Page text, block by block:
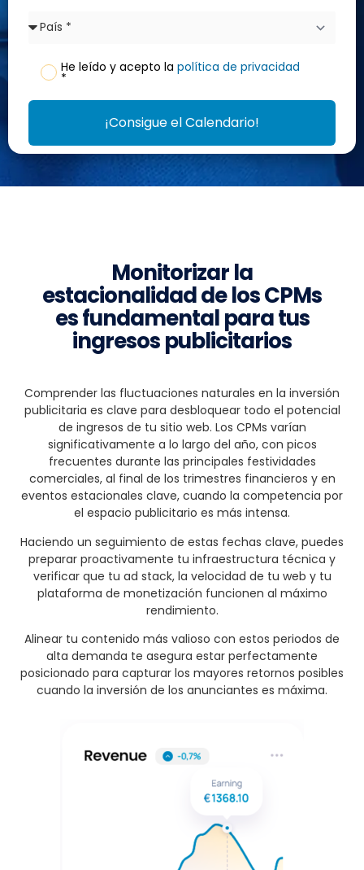
He leído y acepto la política de privacidad
*
¡Consigue el Calendario!
Monitorizar la
estacionalidad de los CPMs
es fundamental para tus
ingresos publicitarios
Comprender las fluctuaciones naturales en la inversión
publicitaria es clave para desbloquear todo el potencial
de ingresos de tu sitio web. Los CPMs varían
significativamente a lo largo del año, con picos
frecuentes durante las principales festividades
comerciales, al final de los trimestres financieros y en
eventos estacionales clave, cuando la competencia por
el espacio publicitario es más intensa.
Haciendo un seguimiento de estas fechas clave, puedes
preparar proactivamente tu infraestructura técnica y
verificar que tu ad stack, la velocidad de tu web y tu
plataforma de monetización funcionen al máximo
rendimiento.
Alinear tu contenido más valioso con estos periodos de
alta demanda te asegura estar perfectamente
posicionado para capturar los mayores retornos posibles
cuando la inversión de los anunciantes es máxima.